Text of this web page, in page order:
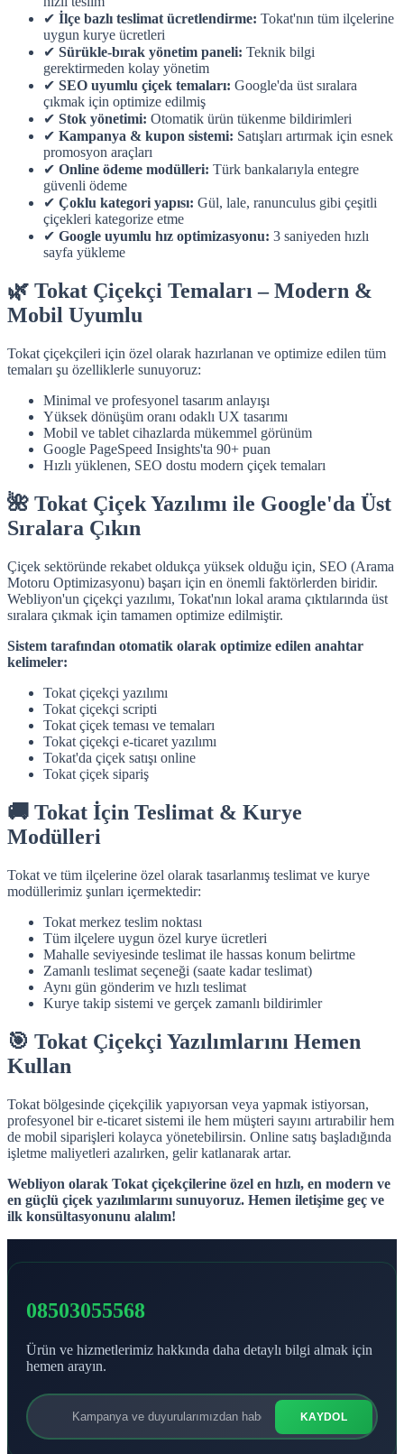
✔ İlçe bazlı teslimat ücretlendirme: Tokat'nın tüm ilçelerine
uygun kurye ücretleri
✔ Sürükle-bırak yönetim paneli: Teknik bilgi
gerektirmeden kolay yönetim
✔ SEO uyumlu çiçek temaları: Google'da üst sıralara
çıkmak için optimize edilmiş
✔ Stok yönetimi: Otomatik ürün tükenme bildirimleri
✔ Kampanya & kupon sistemi: Satışları artırmak için esnek
promosyon araçları
✔ Online ödeme modülleri: Türk bankalarıyla entegre
güvenli ödeme
✔ Çoklu kategori yapısı: Gül, lale, ranunculus gibi çeşitli
çiçekleri kategorize etme
✔ Google uyumlu hız optimizasyonu: 3 saniyeden hızlı
sayfa yükleme
🌿 Tokat Çiçekçi Temaları – Modern &
Mobil Uyumlu
Tokat çiçekçileri için özel olarak hazırlanan ve optimize edilen tüm
temaları şu özelliklerle sunuyoruz:
Minimal ve profesyonel tasarım anlayışı
Yüksek dönüşüm oranı odaklı UX tasarımı
Mobil ve tablet cihazlarda mükemmel görünüm
Google PageSpeed Insights'ta 90+ puan
Hızlı yüklenen, SEO dostu modern çiçek temaları
🌺 Tokat Çiçek Yazılımı ile Google'da Üst
Sıralara Çıkın
Çiçek sektöründe rekabet oldukça yüksek olduğu için, SEO (Arama
Motoru Optimizasyonu) başarı için en önemli faktörlerden biridir.
Webliyon'un çiçekçi yazılımı, Tokat'nın lokal arama çıktılarında üst
sıralara çıkmak için tamamen optimize edilmiştir.
Sistem tarafından otomatik olarak optimize edilen anahtar
kelimeler:
Tokat çiçekçi yazılımı
Tokat çiçekçi scripti
Tokat çiçek teması ve temaları
Tokat çiçekçi e-ticaret yazılımı
Tokat'da çiçek satışı online
Tokat çiçek sipariş
🚚 Tokat İçin Teslimat & Kurye
Modülleri
Tokat ve tüm ilçelerine özel olarak tasarlanmış teslimat ve kurye
modüllerimiz şunları içermektedir:
Tokat merkez teslim noktası
Tüm ilçelere uygun özel kurye ücretleri
Mahalle seviyesinde teslimat ile hassas konum belirtme
Zamanlı teslimat seçeneği (saate kadar teslimat)
Aynı gün gönderim ve hızlı teslimat
Kurye takip sistemi ve gerçek zamanlı bildirimler
🎯 Tokat Çiçekçi Yazılımlarını Hemen
Kullan
Tokat bölgesinde çiçekçilik yapıyorsan veya yapmak istiyorsan,
profesyonel bir e-ticaret sistemi ile hem müşteri sayını artırabilir hem
de mobil siparişleri kolayca yönetebilirsin. Online satış başladığında
işletme maliyetleri azalırken, gelir katlanarak artar.
Webliyon olarak Tokat çiçekçilerine özel en hızlı, en modern ve
en güçlü çiçek yazılımlarını sunuyoruz. Hemen iletişime geç ve
ilk konsültasyonunu alalım!
08503055568
Ürün ve hizmetlerimiz hakkında daha detaylı bilgi almak için
hemen arayın.
KAYDOL